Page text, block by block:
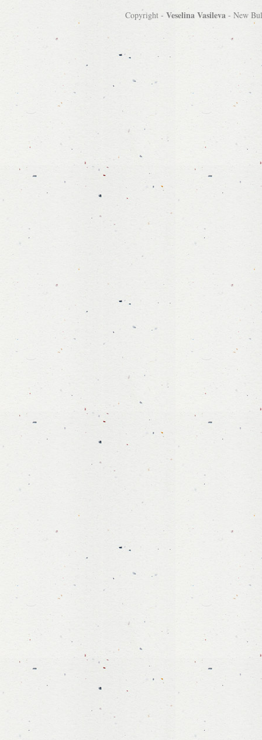
Copyright - Veselina Vasileva- New